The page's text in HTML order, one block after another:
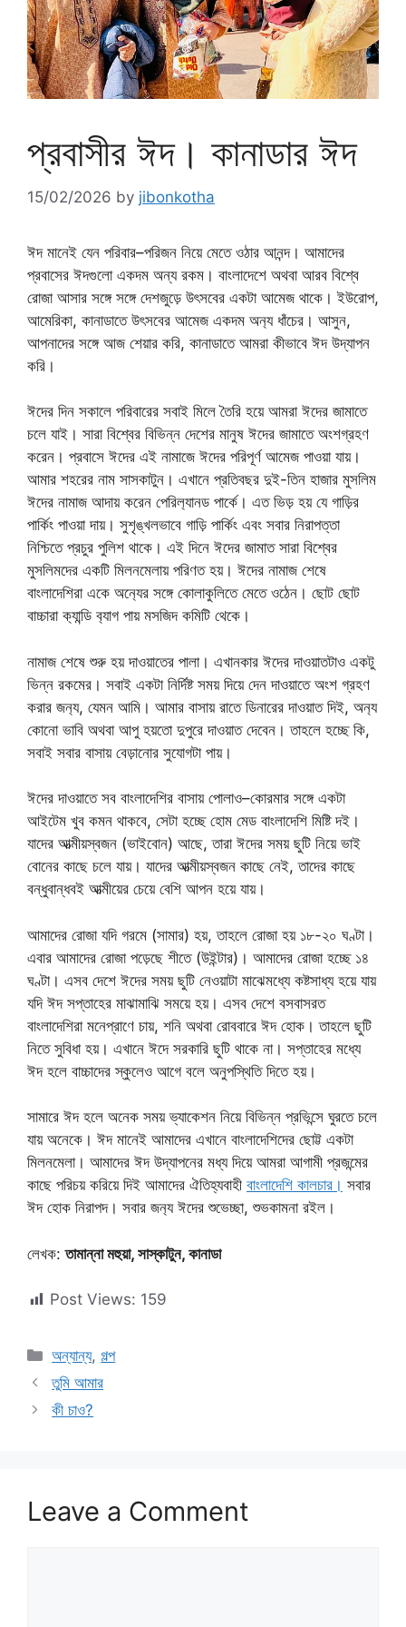
প্রবাসীর ঈদ। কানাডার ঈদ
15/02/2026 by jibonkotha
ঈদ মানেই যেন পরিবার–পরিজন নিয়ে মেতে ওঠার আনন্দ। আমাদের
প্রবাসের ঈদগুলো একদম অন্য রকম। বাংলাদেশে অথবা আরব বিশ্বে
রোজা আসার সঙ্গে সঙ্গে দেশজুড়ে উৎসবের একটা আমেজ থাকে। ইউরোপ,
আমেরিকা, কানাডাতে উৎসবের‍ আমেজ একদম অন‍্য ধাঁচের। আসুন,
আপনাদের সঙ্গে আজ শেয়ার করি, কানাডাতে আমরা কীভাবে ঈদ উদ্‌যাপন
করি।
ঈদের দিন সকালে পরিবারের সবাই মিলে তৈরি হয়ে আমরা ঈদের জামাতে
চলে যাই। সারা বিশ্বের বিভিন্ন দেশের মানুষ ঈদের জামাতে অংশগ্রহণ
করেন। প্রবাসে ঈদের এই নামাজে ঈদের পরিপূর্ণ আমেজ পাওয়া যায়।
আমার শহরের নাম সাসকাটুন। এখানে প্রতিবছর দুই-তিন হাজার মুসলিম
ঈদের নামাজ আদায় করেন পেরিল‍্যানড পার্কে। এত ভিড় হয় যে গাড়ির
পার্কিং পাওয়া দায়। সুশৃঙ্খলভাবে গাড়ি পার্কিং এবং সবার নিরাপত্তা
নিশ্চিতে প্রচুর পুলিশ থাকে। এই দিনে ঈদের জামাত সারা বিশ্বের
মুসলিমদের একটি মিলনমেলায় পরিণত হয়। ঈদের নামাজ শেষে
বাংলাদেশিরা একে অন‍্যের সঙ্গে কোলাকুলিতে মেতে ওঠেন। ছোট ছোট
বাচ্চারা ক‍্যান্ডি ব‍্যাগ পায় মসজিদ কমিটি থেকে।
নামাজ শেষে শুরু হয় দাওয়াতের পালা। এখানকার ঈদের দাওয়াতটাও একটু
ভিন্ন রকমের। সবাই একটা নির্দিষ্ট সময় দিয়ে দেন দাওয়াতে অংশ গ্রহণ
করার জন‍্য, যেমন আমি। আমার বাসায় রাতে ডিনারের দাওয়াত দিই, অন‍্য
কোনো ভাবি অথবা আপু হয়তো দুপুরে দাওয়াত দেবেন। তাহলে হচ্ছে কি,
সবাই সবার বাসায় বেড়ানোর সুযোগটা পায়।
ঈদের দাওয়াতে সব বাংলাদেশির বাসায় পোলাও–কোরমার সঙ্গে একটা
আইটেম খুব কমন থাকবে, সেটা হচ্ছে হোম মেড বাংলাদেশি মিষ্টি দই।
যাদের আত্মীয়স্বজন (ভাইবোন) আছে, তারা ঈদের সময় ছুটি নিয়ে ভাই
বোনের কাছে চলে যায়। যাদের আত্মীয়স্বজন কাছে নেই, তাদের কাছে
বন্ধুবান্ধবই আত্মীয়ের চেয়ে বেশি আপন হয়ে যায়।
আমাদের রোজা যদি গরমে (সামার) হয়, তাহলে রোজা হয় ১৮-২০ ঘণ্টা।
এবার আমাদের রোজা পড়েছে শীতে (উইন্টার)। আমাদের রোজা হচ্ছে ১৪
ঘণ্টা। এসব দেশে ঈদের সময় ছুটি নেওয়াটা মাঝেমধ্যে কষ্টসাধ্য হয়ে যায়
যদি ঈদ সপ্তাহের মাঝামাঝি সময়ে হয়। এসব দেশে বসবাসরত
বাংলাদেশিরা মনেপ্রাণে চায়, শনি অথবা রোববারে ঈদ হোক। তাহলে ছুটি
নিতে সুবিধা হয়। এখানে ঈদে সরকারি ছুটি থাকে না। সপ্তাহের মধ্যে
ঈদ হলে বাচ্চাদের স্কুলেও আগে বলে অনুপস্থিতি দিতে হয়।
সামারে ঈদ হলে অনেক সময় ভ্যাকেশন নিয়ে বিভিন্ন প্রভিন্সে ঘুরতে চলে
যায় অনেকে। ঈদ মানেই আমাদের এখানে বাংলাদেশিদের ছোট্ট একটা
মিলনমেলা। আমাদের ঈদ উদ্‌যাপনের মধ্য দিয়ে আমরা আগামী প্রজন্মের
কাছে পরিচয় করিয়ে দিই আমাদের ঐতিহ্যবাহী বাংলাদেশি কালচার। সবার
ঈদ হোক নিরাপদ। সবার জন‍্য ঈদের শুভেচ্ছা, শুভকামনা রইল।
লেখক:তামান্না মহুয়া, সাস্কাটুন, কানাডা
Post Views: 159
Categories
অন্যান্য,গল্প
তুমি আমার
কী চাও?
Leave a Comment